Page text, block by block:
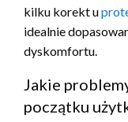
kilku korekt u
idealnie
dyskomfortu.
Jakie
początku